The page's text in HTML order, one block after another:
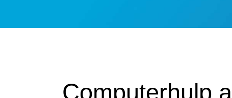
Computerhulp